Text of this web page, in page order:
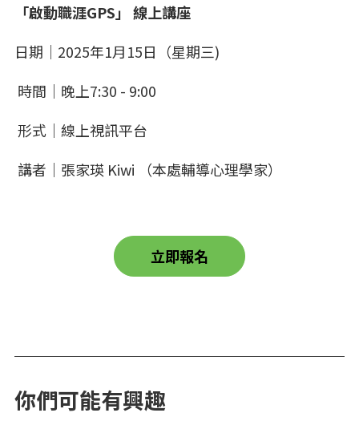
「啟動職涯GPS」 線上講座
日期｜2025年1月15日（星期三)
時間｜晚上7:30 - 9:00
形式｜線上視訊平台
講者｜張家瑛 Kiwi （本處輔導心理學家）
立即報名
你們可能有興趣